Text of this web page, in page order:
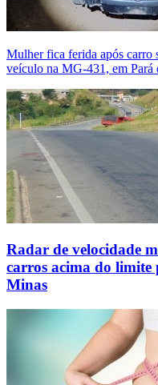
Mulher fica ferida após carro
veículo na MG-431, em Pará
Radar de velocidade
carros acima do
Minas